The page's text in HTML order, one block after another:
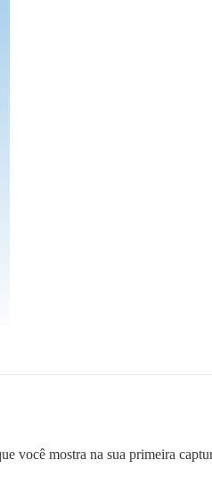
você mostra na sua primeira